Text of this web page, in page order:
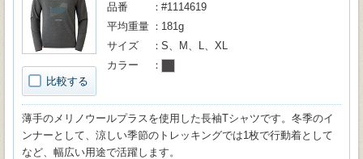
比較する
品番
#1114619
平均重量
181g
サイズ
S、M、L、XL
カラー
薄手のメリノウールプラスを使用した長袖Tシャツです。冬季のイ
ンナーとして、涼しい季節のトレッキングでは1枚で行動着として
など、幅広い用途で活躍します。